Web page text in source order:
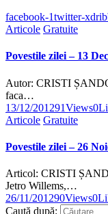
facebook-1twitter-x
Articole Gratuite
Povestile zilei – 13
Autor: CRISTI
faca…
13/12/201291Views0
Articole Gratuite
Povestile zilei – 26
Articol: CRISTI
Jetro Willems,…
26/11/201290Views0
Caută după: